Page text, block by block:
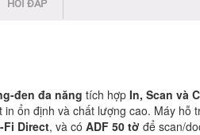
HỎI ĐÁP
đen đa năng tích hợp In, Scan và
ổn định và chất lượng cao. Máy hỗ
Fi Direct, và có ADF 50 tờ để scan/